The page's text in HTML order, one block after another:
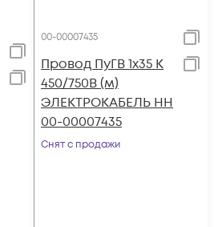
00-00007435
Провод ПуГВ 1х35 К
450/750В (м)
ЭЛЕКТРОКАБЕЛЬ НН
00-00007435
Снят с продажи